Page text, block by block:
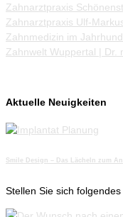
Zahnarztpraxis
Zahnarztpraxis Ulf-
Zahnmedizin im
Zahnwelt Wuppertal | Dr.
Aktuelle Neuigkeiten
Smile Design – Das Lächeln zum
Stellen Sie sich folgendes